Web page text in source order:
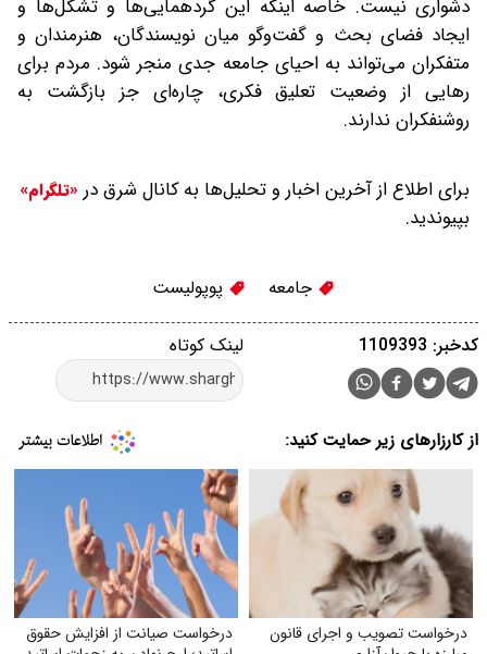
دشواری نیست‌. خاصه اینکه این گردهمایی‌ها و تشکل‌ها و
ایجاد فضای بحث و گفت‌وگو میان نویسندگان، هنرمندان و
متفکران ‌می‌تواند به احیای جامعه جدی‌ منجر شود. مردم برای
رهایی از ‌وضعیت تعلیق فکری، چاره‌ای جز بازگشت به
روشنفکران ندارند.
برای اطلاع از آخرین اخبار و تحلیل‌ها به کانال شرق در «تلگرام»
بپیوندید.
جامعه پوپولیست
لینک کوتاه کدخبر: 1109393
از کارزارهای زیر حمایت کنید:
درخواست تصویب و اجرای قانون
درخواست صیانت از افزایش حقوق